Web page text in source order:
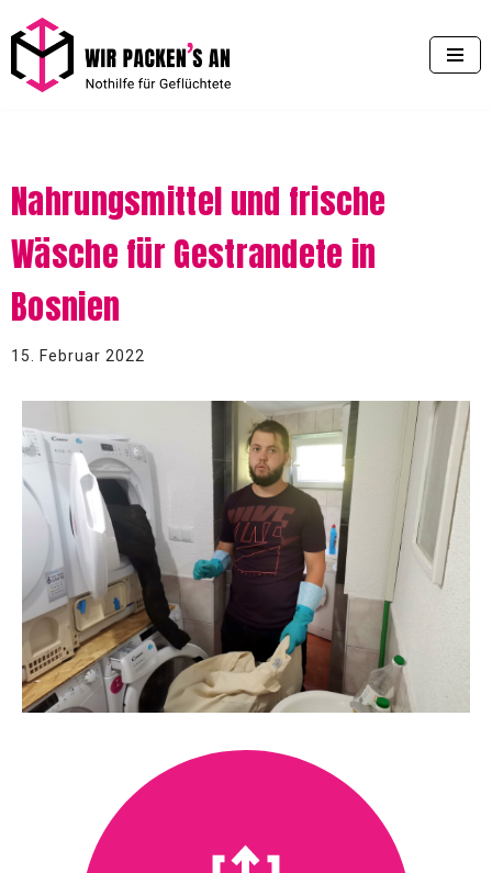
Zum
Inhalt
Nahrungsmittel und frische
Wäsche für Gestrandete in
Bosnien
15. Februar 2022